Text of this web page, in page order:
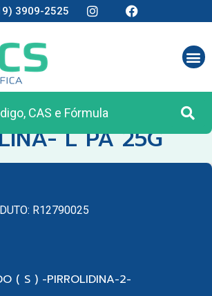
3909-2525
REAGENTES ANALÍTICOS
L PA 25G
R12790025
( S ) -PIRROLIDINA-2-